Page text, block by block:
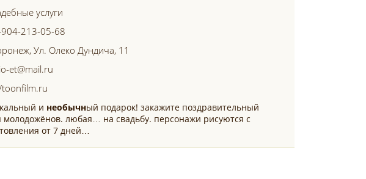
услуги
213-05-68
Ул. Олеко Дундича, 11
et@mail.ru
и необычный подарок! закажите поздравительный
молодожёнов. любая… на свадьбу. персонажи рисуются с
от 7 дней…